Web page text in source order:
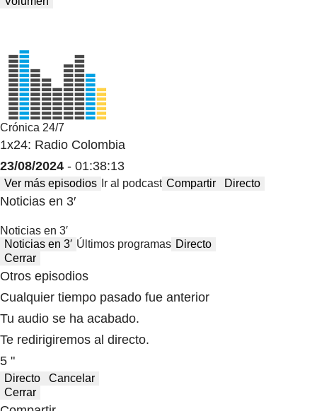
Crónica 24/7
1x24: Radio Colombia
23/08/2024 - 01:38:13
Ver más episodios Ir al podcast Compartir Directo
Noticias en 3′
Noticias en 3′
Noticias en 3′ Últimos programas Directo
Cerrar
Otros episodios
Cualquier tiempo pasado fue anterior
Tu audio se ha acabado.
Te redirigiremos al directo.
5 "
Directo
Cancelar
Cerrar